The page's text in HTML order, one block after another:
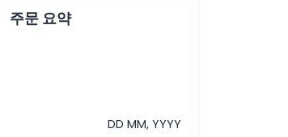
주문 요약
DD MM, YYYY